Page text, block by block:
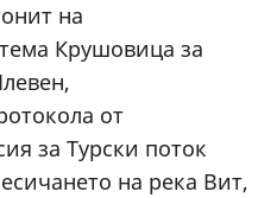
на
Крушовица за
от
за Турски поток
на река Вит,